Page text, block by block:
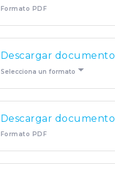
Formato PDF
Descargar documento
Selecciona un formato
Descargar documento
Formato PDF